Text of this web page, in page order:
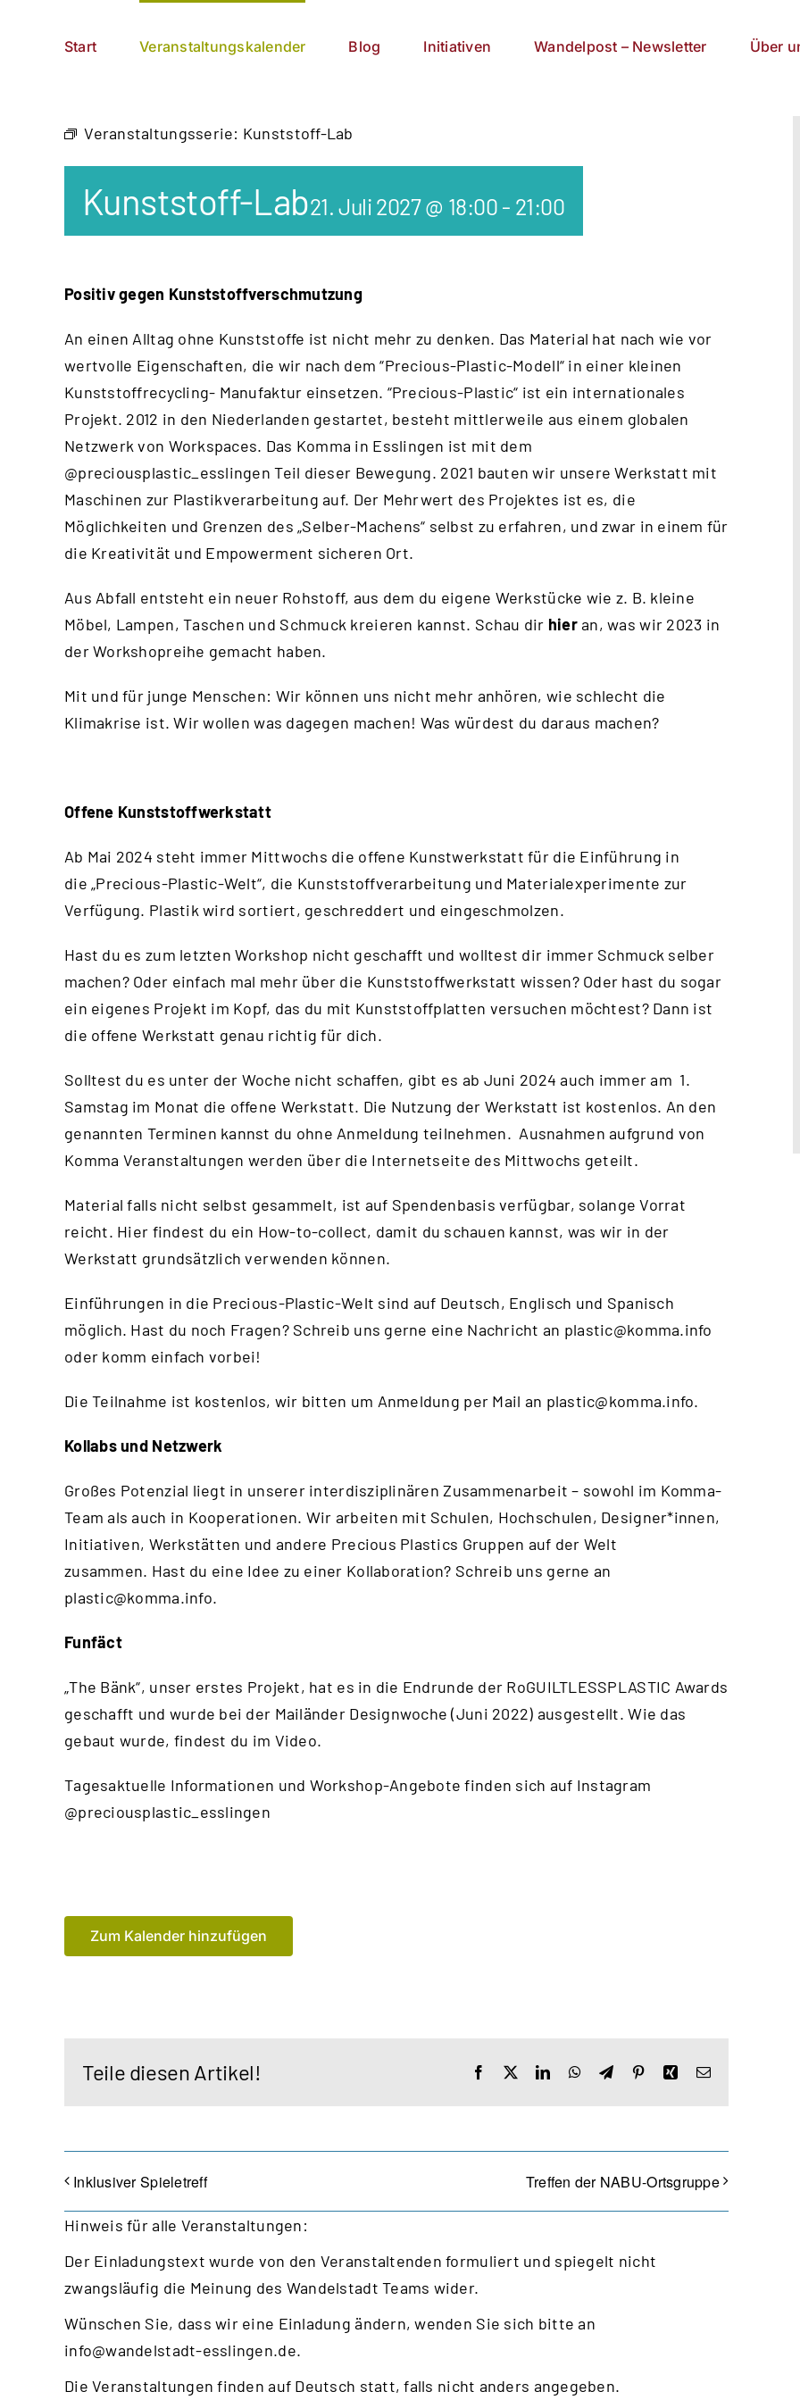
Start Veranstaltungskalender Blog Initiativen Wandelpost – Newsletter Über
Veranstaltungsserie: Kunststoff-Lab
Kunststoff-Lab21. Juli 2027 @ 18:00 - 21:00
Positiv gegen Kunststoffverschmutzung
An einen Alltag ohne Kunststoffe ist nicht mehr zu denken. Das Material hat nach wie vor
wertvolle Eigenschaften, die wir nach dem “Precious-Plastic-Modell“ in einer kleinen
Kunststoffrecycling- Manufaktur einsetzen. “Precious-Plastic“ ist ein internationales
Projekt. 2012 in den Niederlanden gestartet, besteht mittlerweile aus einem globalen
Netzwerk von Workspaces. Das Komma in Esslingen ist mit dem
@preciousplastic_esslingen Teil dieser Bewegung. 2021 bauten wir unsere Werkstatt mit
Maschinen zur Plastikverarbeitung auf. Der Mehrwert des Projektes ist es, die
Möglichkeiten und Grenzen des „Selber-Machens“ selbst zu erfahren, und zwar in einem für
die Kreativität und Empowerment sicheren Ort.
Aus Abfall entsteht ein neuer Rohstoff, aus dem du eigene Werkstücke wie z. B. kleine
Möbel, Lampen, Taschen und Schmuck kreieren kannst. Schau dir hieran, was wir 2023 in
der Workshopreihe gemacht haben.
Mit und für junge Menschen: Wir können uns nicht mehr anhören, wie schlecht die
Klimakrise ist. Wir wollen was dagegen machen! Was würdest du daraus machen?
Offene Kunststoffwerkstatt
Ab Mai 2024 steht immer Mittwochs die offene Kunstwerkstatt für die Einführung in
die „Precious-Plastic-Welt“, die Kunststoffverarbeitung und Materialexperimente zur
Verfügung. Plastik wird sortiert, geschreddert und eingeschmolzen.
Hast du es zum letzten Workshop nicht geschafft und wolltest dir immer Schmuck selber
machen? Oder einfach mal mehr über die Kunststoffwerkstatt wissen? Oder hast du sogar
ein eigenes Projekt im Kopf, das du mit Kunststoffplatten versuchen möchtest? Dann ist
die offene Werkstatt genau richtig für dich.
Solltest du es unter der Woche nicht schaffen, gibt es ab Juni 2024 auch immer am 1.
Samstag im Monat die offene Werkstatt. Die Nutzung der Werkstatt ist kostenlos. An den
genannten Terminen kannst du ohne Anmeldung teilnehmen. Ausnahmen aufgrund von
Komma Veranstaltungen werden über die Internetseite des Mittwochs geteilt.
Material falls nicht selbst gesammelt, ist auf Spendenbasis verfügbar, solange Vorrat
reicht. Hier findest du ein How-to-collect, damit du schauen kannst, was wir in der
Werkstatt grundsätzlich verwenden können.
Einführungen in die Precious-Plastic-Welt sind auf Deutsch, Englisch und Spanisch
möglich. Hast du noch Fragen? Schreib uns gerne eine Nachricht an plastic@komma.info
oder komm einfach vorbei!
Die Teilnahme ist kostenlos, wir bitten um Anmeldung per Mail an plastic@komma.info.
Kollabs und Netzwerk
Großes Potenzial liegt in unserer interdisziplinären Zusammenarbeit – sowohl im Komma-
Team als auch in Kooperationen. Wir arbeiten mit Schulen, Hochschulen, Designer*innen,
Initiativen, Werkstätten und andere Precious Plastics Gruppen auf der Welt
zusammen. Hast du eine Idee zu einer Kollaboration? Schreib uns gerne an
plastic@komma.info.
Funfäct
„The Bänk“, unser erstes Projekt, hat es in die Endrunde der RoGUILTLESSPLASTIC Awards
geschafft und wurde bei der Mailänder Designwoche (Juni 2022) ausgestellt. Wie das
gebaut wurde, findest du im Video.
Tagesaktuelle Informationen und Workshop-Angebote finden sich auf Instagram
@preciousplastic_esslingen
Zum Kalender hinzufügen
Teile diesen Artikel! Facebook LinkedInWhatsApp
TelegramPinterestXingE-
Inklusiver Spieletreff Treffen der NABU-Ortsgruppe
Hinweis für alle Veranstaltungen:
Der Einladungstext wurde von den Veranstaltenden formuliert und spiegelt nicht
zwangsläufig die Meinung des Wandelstadt Teams wider.
Wünschen Sie, dass wir eine Einladung ändern, wenden Sie sich bitte an
info@wandelstadt-esslingen.de.
Die Veranstaltungen finden auf Deutsch statt, falls nicht anders angegeben.